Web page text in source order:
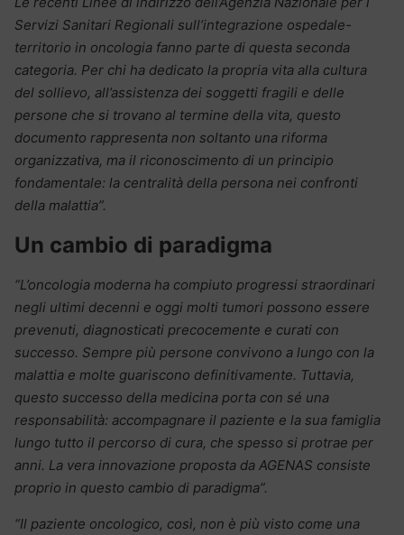
Servizi Sanitari Regionali sull’integrazione ospedale-
territorio in oncologia fanno parte di questa seconda
categoria. Per chi ha dedicato la propria vita alla cultura
del sollievo, all’assistenza dei soggetti fragili e delle
persone che si trovano al termine della vita, questo
documento rappresenta non soltanto una riforma
organizzativa, ma il riconoscimento di un principio
fondamentale: la centralità della persona nei confronti
della malattia”.
Un cambio di paradigma
“L’oncologia moderna ha compiuto progressi straordinari
negli ultimi decenni e oggi molti tumori possono essere
prevenuti, diagnosticati precocemente e curati con
successo. Sempre più persone convivono a lungo con la
malattia e molte guariscono definitivamente. Tuttavia,
questo successo della medicina porta con sé una
responsabilità: accompagnare il paziente e la sua famiglia
lungo tutto il percorso di cura, che spesso si protrae per
anni. La vera innovazione proposta da AGENAS consiste
proprio in questo cambio di paradigma”.
“Il paziente oncologico, così, non è più visto come una